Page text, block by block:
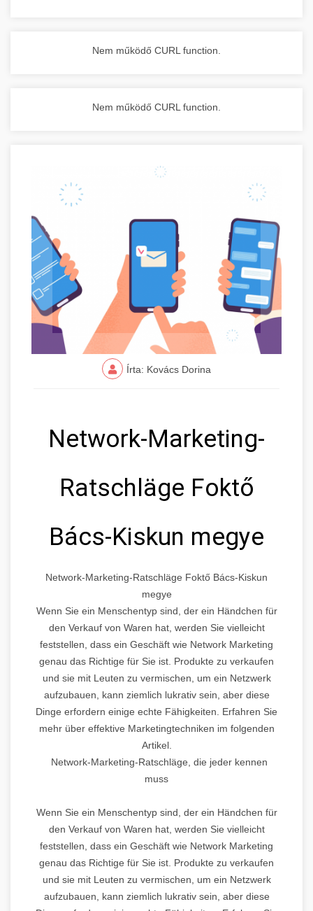
Nem működő CURL function.
Nem működő CURL function.
Írta: Kovács Dorina
Network-Marketing-
Ratschläge Foktő
Bács-Kiskun megye
Network-Marketing-Ratschläge Foktő Bács-Kiskun
megye
Wenn Sie ein Menschentyp sind, der ein Händchen für
den Verkauf von Waren hat, werden Sie vielleicht
feststellen, dass ein Geschäft wie Network Marketing
genau das Richtige für Sie ist. Produkte zu verkaufen
und sie mit Leuten zu vermischen, um ein Netzwerk
aufzubauen, kann ziemlich lukrativ sein, aber diese
Dinge erfordern einige echte Fähigkeiten. Erfahren Sie
mehr über effektive Marketingtechniken im folgenden
Artikel.
Network-Marketing-Ratschläge, die jeder kennen
muss
Wenn Sie ein Menschentyp sind, der ein Händchen für
den Verkauf von Waren hat, werden Sie vielleicht
feststellen, dass ein Geschäft wie Network Marketing
genau das Richtige für Sie ist. Produkte zu verkaufen
und sie mit Leuten zu vermischen, um ein Netzwerk
aufzubauen, kann ziemlich lukrativ sein, aber diese